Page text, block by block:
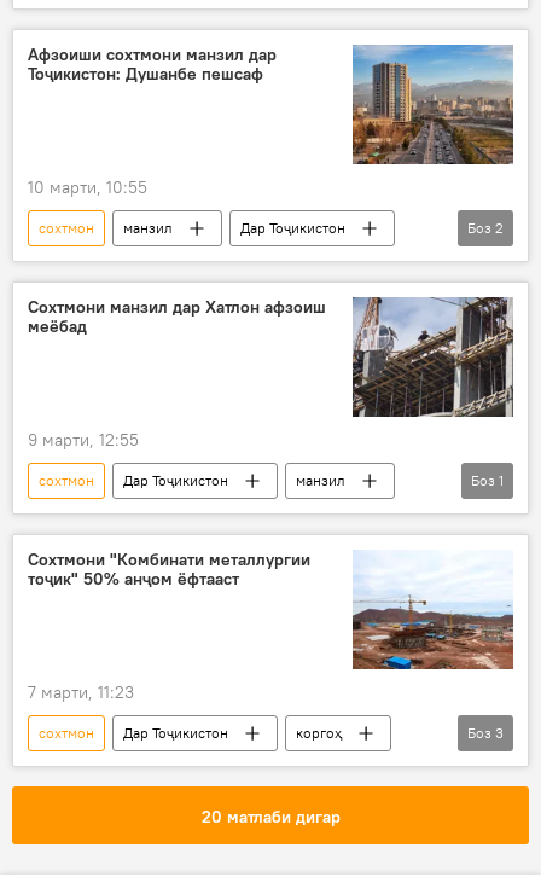
театр
Афзоиши сохтмони манзил дар
Тоҷикистон: Душанбе пешсаф
10 марти, 10:55
сохтмон манзил
Дар Тоҷикистон
омор
Кумитаи меъморӣ ва сохтмони ҶТ
Боз 2
Сохтмони манзил дар Хатлон афзоиш
меёбад
9 марти, 12:55
сохтмон Дар Тоҷикистон
манзил
Хатлон
Боз 1
Сохтмони "Комбинати металлургии
тоҷик" 50% анҷом ёфтааст
7 марти, 11:23
сохтмон Дар Тоҷикистон
коргоҳ
Саноат
Суғд
Боз 3
20 матлаби дигар